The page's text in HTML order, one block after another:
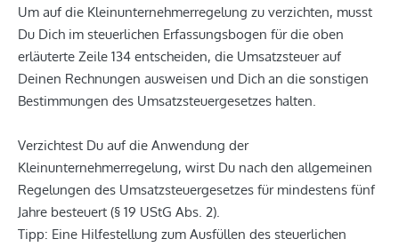
Um auf die Kleinunternehmerregelung zu verzichten, musst
Du Dich im steuerlichen Erfassungsbogen für die oben
erläuterte Zeile 134 entscheiden, die Umsatzsteuer auf
Deinen Rechnungen ausweisen und Dich an die sonstigen
Bestimmungen des Umsatzsteuergesetzes halten.
Verzichtest Du auf die Anwendung der
Kleinunternehmerregelung, wirst Du nach den allgemeinen
Regelungen des Umsatzsteuergesetzes für mindestens fünf
Jahre besteuert (§ 19 UStG Abs. 2).
Tipp: Eine Hilfestellung zum Ausfüllen des steuerlichen